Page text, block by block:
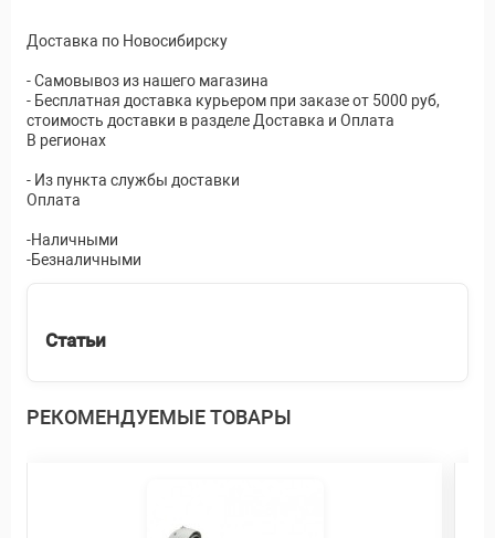
Доставка по Новосибирску
- Самовывоз из нашего магазина
- Бесплатная доставка курьером при заказе от 5000 руб,
стоимость доставки в разделе Доставка и Оплата
В регионах
- Из пункта службы доставки
Оплата
-Наличными
-Безналичными
Статьи
РЕКОМЕНДУЕМЫЕ ТОВАРЫ